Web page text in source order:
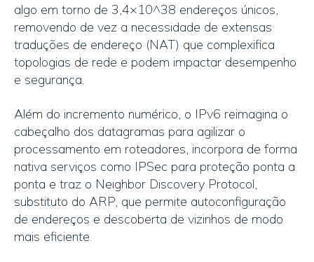
algo em torno de 3,4×10^38 endereços únicos,
removendo de vez a necessidade de extensas
traduções de endereço (NAT) que complexifica
topologias de rede e podem impactar desempenho
e segurança.
Além do incremento numérico, o IPv6 reimagina o
cabeçalho dos datagramas para agilizar o
processamento em roteadores, incorpora de forma
nativa serviços como IPSec para proteção ponta a
ponta e traz o Neighbor Discovery Protocol,
substituto do ARP, que permite autoconfiguração
de endereços e descoberta de vizinhos de modo
mais eficiente.